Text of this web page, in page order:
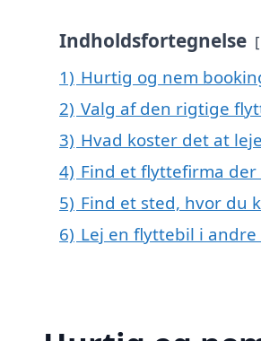
Indholdsfortegnelse
1) Hurtig og nem
2) Valg af den rigtige
3) Hvad koster det at
4) Find et flyttefirma
5) Find et sted, hvor du
6) Lej en flyttebil i